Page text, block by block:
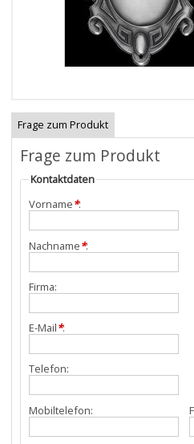
Frage zum Produkt
Frage zum Produkt
Kontaktdaten
Vorname*:
Nachname*:
Firma:
E-Mail*:
Telefon:
Mobiltelefon: